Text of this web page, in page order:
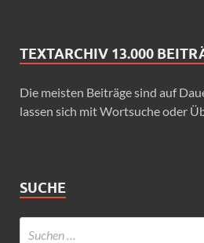
TEXTARCHIV 13.000
Die meisten Beiträge sind auf
lassen sich mit Wortsuche oder
SUCHE